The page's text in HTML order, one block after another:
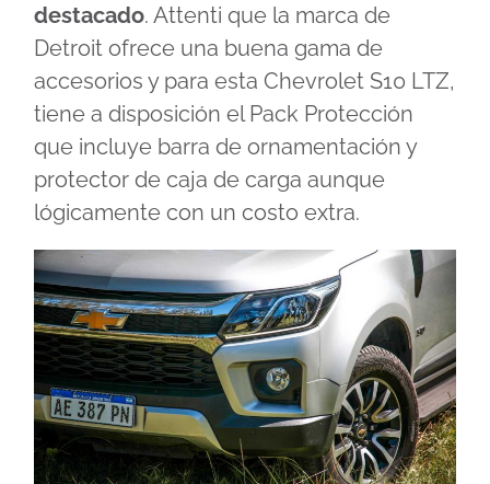
destacado. Attenti que la marca de
Detroit ofrece una buena gama de
accesorios y para esta Chevrolet S10 LTZ,
tiene a disposición el Pack Protección
que incluye barra de ornamentación y
protector de caja de carga aunque
lógicamente con un costo extra.